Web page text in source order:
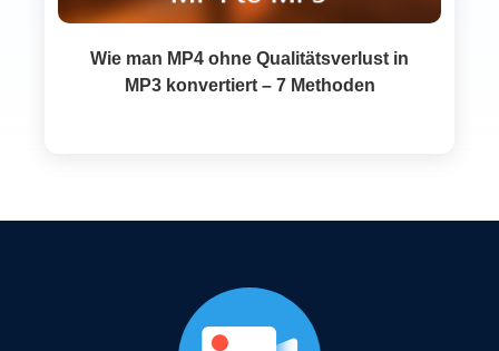
Wie man MP4 ohne Qualitätsverlust in
MP3 konvertiert – 7 Methoden